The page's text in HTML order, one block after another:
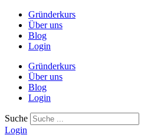
Gründerkurs
Über uns
Blog
Login
Gründerkurs
Über uns
Blog
Login
Suche
Login